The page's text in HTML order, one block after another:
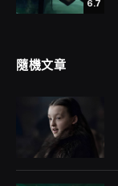
6.7
隨機文章